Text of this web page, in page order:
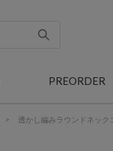
PREORDER
> 透かし編みラウンドネッ